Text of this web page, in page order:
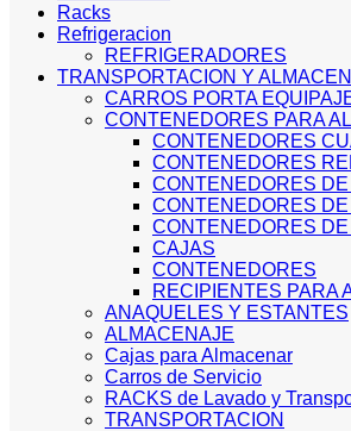
Racks
Refrigeracion
REFRIGERADORES
TRANSPORTACION Y
CARROS PORTA
CONTENEDORES PARA
CONTENEDORES
CONTENEDORES
CONTENEDORES
CONTENEDORES
CONTENEDORES
CAJAS
CONTENEDORES
RECIPIENTES PARA
ANAQUELES Y ESTANTES
ALMACENAJE
Cajas para Almacenar
Carros de Servicio
RACKS de Lavado y
TRANSPORTACION